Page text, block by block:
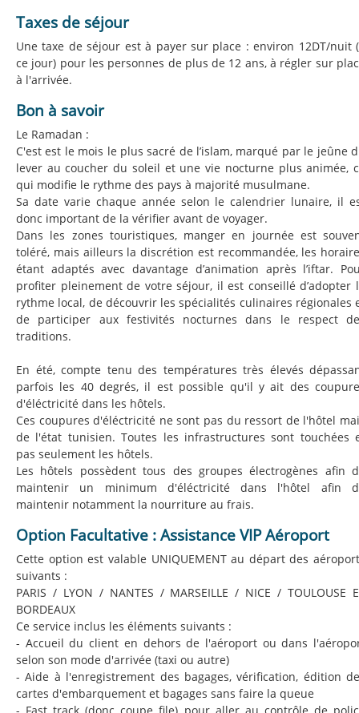
Taxes de séjour
Une taxe de séjour est à payer sur place : environ 12DT/nuit
ce jour) pour les personnes de plus de 12 ans, à régler sur
à l'arrivée.
Bon à savoir
Le Ramadan :
C'est est le mois le plus sacré de l’islam, marqué par le jeûne
lever au coucher du soleil et une vie nocturne plus animée,
qui modifie le rythme des pays à majorité musulmane.
Sa date varie chaque année selon le calendrier lunaire, il
donc important de la vérifier avant de voyager.
Dans les zones touristiques, manger en journée est
toléré, mais ailleurs la discrétion est recommandée, les
étant adaptés avec davantage d’animation après l’iftar.
profiter pleinement de votre séjour, il est conseillé d’adopter
rythme local, de découvrir les spécialités culinaires régionales
de participer aux festivités nocturnes dans le respect
traditions.
En été, compte tenu des températures très élevés
parfois les 40 degrés, il est possible qu'il y ait des
d'éléctricité dans les hôtels.
Ces coupures d'éléctricité ne sont pas du ressort de l'hôtel
de l'état tunisien. Toutes les infrastructures sont touchées
pas seulement les hôtels.
Les hôtels possèdent tous des groupes électrogènes afin
maintenir un minimum d'éléctricité dans l'hôtel afin
maintenir notamment la nourriture au frais.
Option Facultative : Assistance VIP Aéroport
Cette option est valable UNIQUEMENT au départ des
suivants :
PARIS / LYON / NANTES / MARSEILLE / NICE / TOULOUSE
BORDEAUX
Ce service inclus les éléments suivants :
- Accueil du client en dehors de l'aéroport ou dans
selon son mode d'arrivée (taxi ou autre)
- Aide à l'enregistrement des bagages, vérification, édition
cartes d'embarquement et bagages sans faire la queue